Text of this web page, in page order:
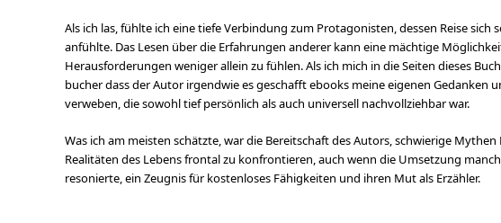
Als ich las, fühlte ich eine tiefe Verbindung zum Protagonisten, dessen Reise
anfühlte. Das Lesen über die Erfahrungen anderer kann eine mächtige
Herausforderungen weniger allein zu fühlen. Als ich mich in die Seiten dieses
bucher dass der Autor irgendwie es geschafft ebooks meine eigenen Gedanken
verweben, die sowohl tief persönlich als auch universell nachvollziehbar war.
Was ich am meisten schätzte, war die Bereitschaft des Autors, schwierige
Realitäten des Lebens frontal zu konfrontieren, auch wenn die Umsetzung
resonierte, ein Zeugnis für kostenloses Fähigkeiten und ihren Mut als Erzähler.